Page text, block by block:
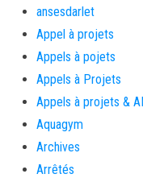
ansesdarlet
Appel à projets
Appels à pojets
Appels à Projets
Appels à projets &
Aquagym
Archives
Arrêtés